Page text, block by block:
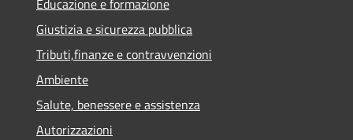
Educazione e formazione
Giustizia e sicurezza pubblica
Tributi,finanze e contravvenzioni
Ambiente
Salute, benessere e assistenza
Autorizzazioni